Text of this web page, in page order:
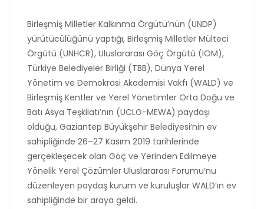
Birleşmiş Milletler Kalkınma Örgütü’nün (UNDP)
yürütücülüğünü yaptığı, Birleşmiş Milletler Mülteci
Örgütü (UNHCR), Uluslararası Göç Örgütü (IOM),
Türkiye Belediyeler Birliği (TBB), Dünya Yerel
Yönetim ve Demokrasi Akademisi Vakfı (WALD) ve
Birleşmiş Kentler ve Yerel Yönetimler Orta Doğu ve
Batı Asya Teşkilatı’nın (UCLG-MEWA) paydaşı
olduğu, Gaziantep Büyükşehir Belediyesi’nin ev
sahipliğinde 26–27 Kasım 2019 tarihlerinde
gerçekleşecek olan Göç ve Yerinden Edilmeye
Yönelik Yerel Çözümler Uluslararası Forumu’nu
düzenleyen paydaş kurum ve kuruluşlar WALD’ın ev
sahipliğinde bir araya geldi.